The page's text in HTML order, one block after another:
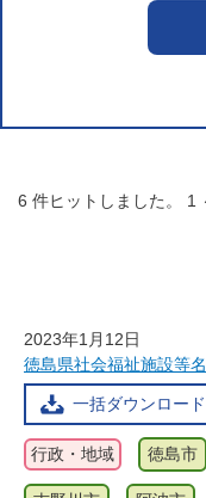
6 件ヒットしました。 1
2023年1月12日
徳島県社会福祉施設等
一括ダウンロー
行政・地域 徳島市